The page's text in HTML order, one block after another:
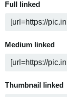
Full linked
Medium linked
Thumbnail linked